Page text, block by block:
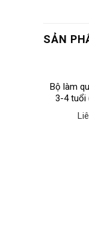
SẢN
Bộ làm
3-4 tuổi